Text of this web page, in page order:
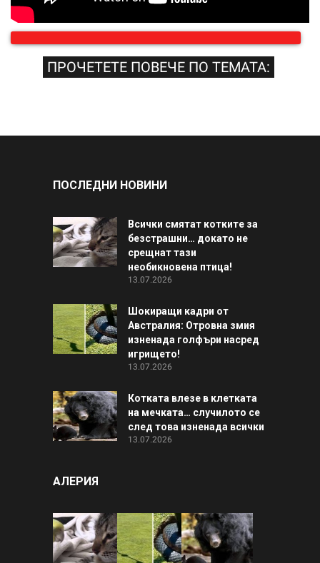
ПРОЧЕТЕТЕ ПОВЕЧЕ ПО ТЕМАТА:
ПОСЛЕДНИ НОВИНИ
Всички смятат котките за
безстрашни… докато не
срещнат тази
необикновена птица!
13.07.2026
Шокиращи кадри от
Австралия: Отровна змия
изненада голфъри насред
игрището!
13.07.2026
Котката влезе в клетката
на мечката… случилото се
след това изненада всички
13.07.2026
АЛЕРИЯ